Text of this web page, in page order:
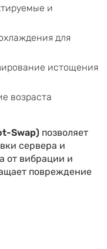
и
для
истощения
возраста
Swap) позволяет
сервера и
от вибрации и
повреждение